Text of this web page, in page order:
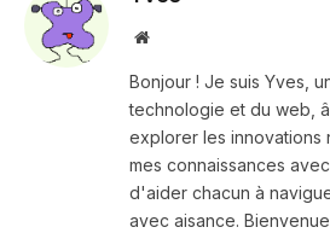
Site
Bonjour ! Je suis Yves,
technologie et du web,
explorer les innovations
mes connaissances
d'aider chacun à
avec aisance.